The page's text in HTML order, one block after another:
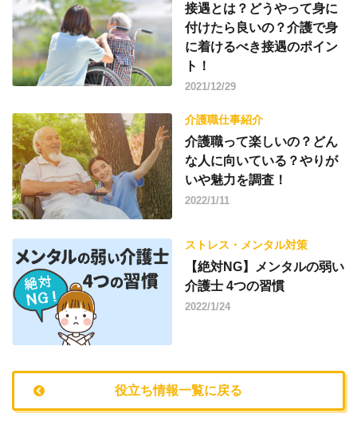
接遇とは？どうやって身に
付けたら良いの？介護で身
に着けるべき接遇のポイン
ト！
2021/12/29
介護職仕事紹介
介護職って楽しいの？どん
な人に向いている？やりが
いや魅力を調査！
2022/1/11
ストレス・メンタル対策
【絶対NG】メンタルの弱い
介護士 4つの習慣
2022/1/24
役立ち情報一覧に戻る